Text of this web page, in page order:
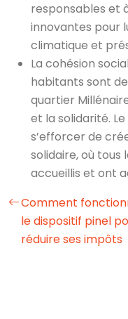
responsables et
innovantes pour
climatique et
La cohésion
habitants sont
quartier
et la solidarité.
s’efforcer de
solidaire, où
accueillis et ont
Comment
le dispositif pinel
réduire ses impôts